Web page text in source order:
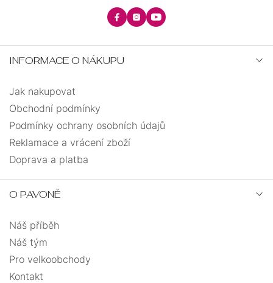
INFORMACE O NÁKUPU
Jak nakupovat
Obchodní podmínky
Podmínky ochrany osobních údajů
Reklamace a vrácení zboží
Doprava a platba
O PAVONĚ
Náš příběh
Náš tým
Pro velkoobchody
Kontakt